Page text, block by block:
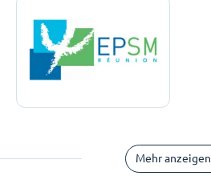
Mehr anzeigen